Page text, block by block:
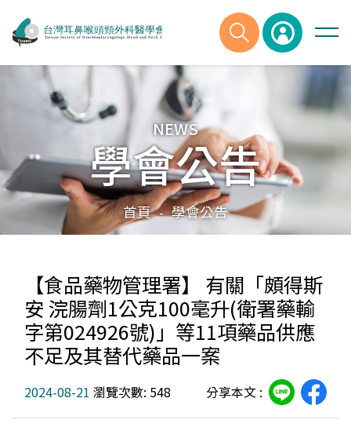
NEWS
學會公告
首頁 - 學會公告
【食品藥物管理署】 有關「頗得斯
安 浣腸劑1公克100毫升(衛署藥輸
字第024926號)」等11項藥品供應
不足及其替代藥品一案
2024-08-21 瀏覽次數: 548 分享本文 :